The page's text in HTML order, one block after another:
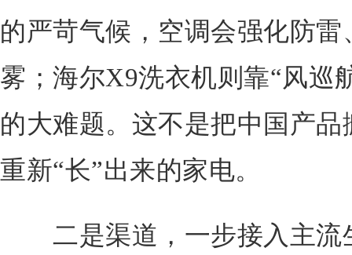
的严苛气候，空调会强化防
雾；海尔X9洗衣机则靠“风巡
的大难题。这不是把中国产
重新“长”出来的家电。
二是渠道，一步接入主流